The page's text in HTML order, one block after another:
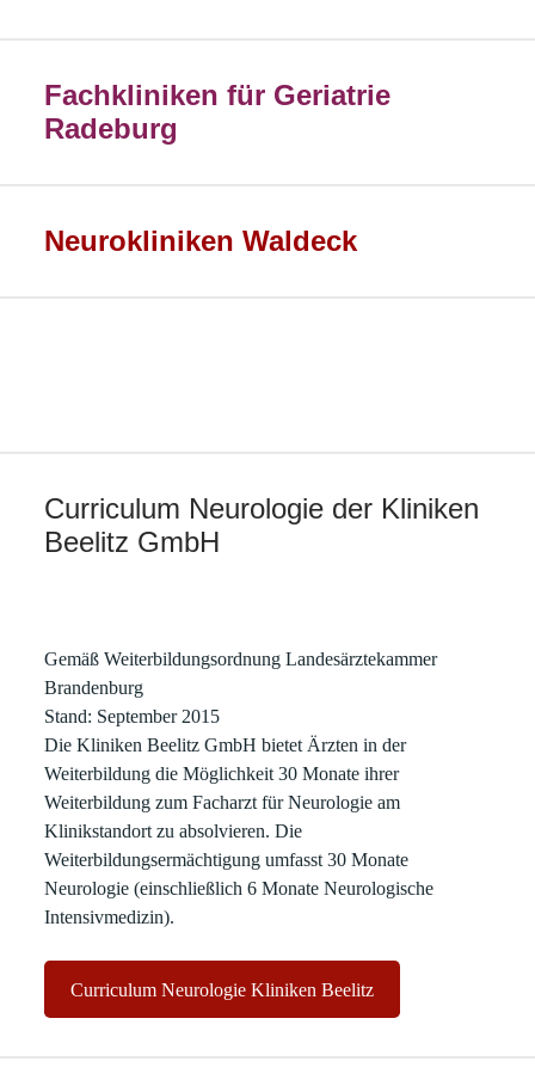
Fachkliniken für Geriatrie
Radeburg
Neurokliniken Waldeck
Curriculum Neurologie der Kliniken
Beelitz GmbH
Gemäß Weiterbildungsordnung Landesärztekammer
Brandenburg
Stand: September 2015
Die Kliniken Beelitz GmbH bietet Ärzten in der
Weiterbildung die Möglichkeit 30 Monate ihrer
Weiterbildung zum Facharzt für Neurologie am
Klinikstandort zu absolvieren. Die
Weiterbildungsermächtigung umfasst 30 Monate
Neurologie (einschließlich 6 Monate Neurologische
Intensivmedizin).
Curriculum Neurologie Kliniken Beelitz